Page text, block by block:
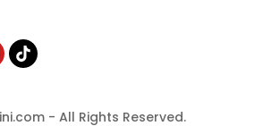
- All Rights Reserved.